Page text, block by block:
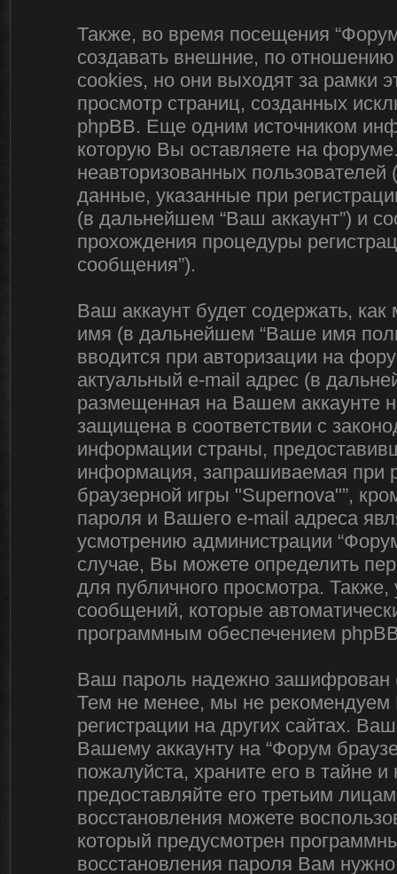
Также, во время посещения
создавать внешние, по
cookies, но они выходят за рамки
просмотр страниц, созданных
phpBB. Еще одним источником
которую Вы оставляете на
неавторизованных
данные, указанные при
(в дальнейшем “Ваш аккаунт”) и
прохождения процедуры
сообщения”).
Ваш аккаунт будет содержать,
имя (в дальнейшем “Ваше имя
вводится при авторизации на
актуальный e-mail адрес (в
размещенная на Вашем аккаунте
защищена в соответствии с
информации страны,
информация, запрашиваемая при
браузерной игры "Supernova"”,
пароля и Вашего e-mail адреса
усмотрению администрации
случае, Вы можете определить
для публичного просмотра. Также,
сообщений, которые
программным обеспечением
Ваш пароль надежно зашифрован
Тем не менее, мы не рекомендуем
регистрации на других сайтах.
Вашему аккаунту на “Форум
пожалуйста, храните его в тайне
предоставляйте его третьим
восстановления можете
который предусмотрен
восстановления пароля Вам